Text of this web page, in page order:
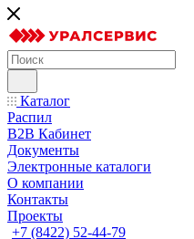
Каталог
Распил
B2B Кабинет
Документы
Электронные каталоги
О компании
Контакты
Проекты
+7 (8422) 52-44-79